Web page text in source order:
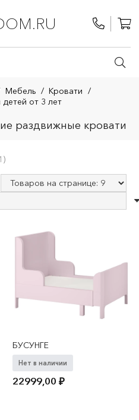
Мебель / Кровати /
от 3 лет
раздвижные кровати
БУСУНГЕ
Нет в наличии
22999,00₽